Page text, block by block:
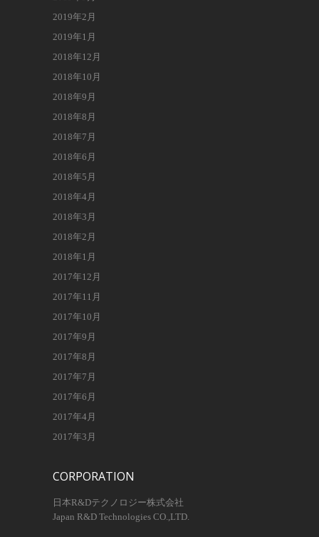
2019年2月
2019年1月
2018年12月
2018年10月
2018年9月
2018年8月
2018年7月
2018年6月
2018年5月
2018年4月
2018年3月
2018年2月
2018年1月
2017年12月
2017年11月
2017年10月
2017年9月
2017年8月
2017年7月
2017年6月
2017年4月
2017年3月
CORPORATION
日本R&Dテクノロジー株式会社
Japan R&D Technologies CO.,LTD.